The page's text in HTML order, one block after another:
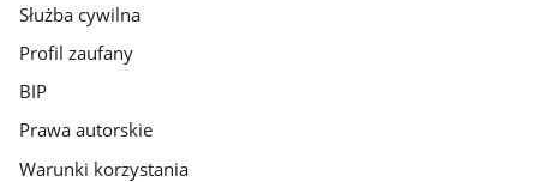
Służba cywilna
Profil zaufany
BIP
Prawa autorskie
Warunki korzystania